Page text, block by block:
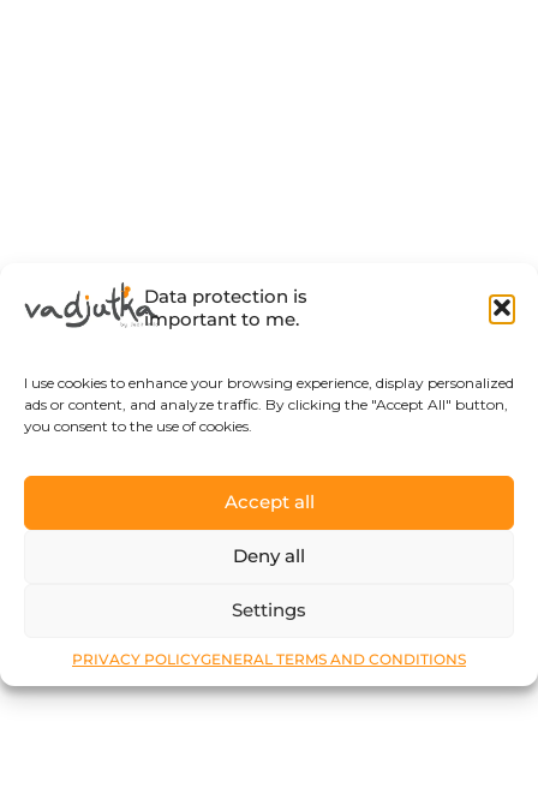
Data protection is
important to me.
I use cookies to enhance your browsing experience, display personalized
ads or content, and analyze traffic. By clicking the "Accept All" button,
you consent to the use of cookies.
Accept all
Deny all
Settings
PRIVACY POLICYGENERAL TERMS AND CONDITIONS